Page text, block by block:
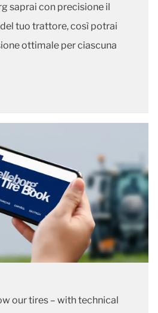
saprai con precisione il
tuo trattore, così potrai
ottimale per ciascuna
our tires – with technical